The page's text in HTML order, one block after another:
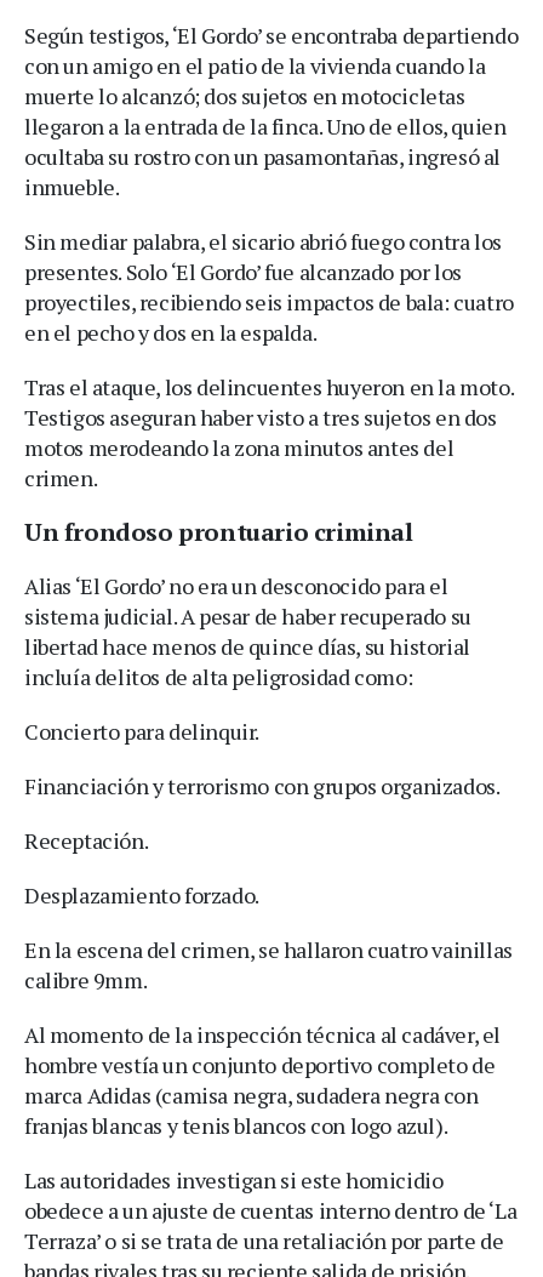
Según testigos, ‘El Gordo’ se encontraba departiendo
con un amigo en el patio de la vivienda cuando la
muerte lo alcanzó; dos sujetos en motocicletas
llegaron a la entrada de la finca. Uno de ellos, quien
ocultaba su rostro con un pasamontañas, ingresó al
inmueble.
Sin mediar palabra, el sicario abrió fuego contra los
presentes. Solo ‘El Gordo’ fue alcanzado por los
proyectiles, recibiendo seis impactos de bala: cuatro
en el pecho y dos en la espalda.
Tras el ataque, los delincuentes huyeron en la moto.
Testigos aseguran haber visto a tres sujetos en dos
motos merodeando la zona minutos antes del
crimen.
Un frondoso prontuario criminal
Alias ‘El Gordo’ no era un desconocido para el
sistema judicial. A pesar de haber recuperado su
libertad hace menos de quince días, su historial
incluía delitos de alta peligrosidad como:
Concierto para delinquir.
Financiación y terrorismo con grupos organizados.
Receptación.
Desplazamiento forzado.
En la escena del crimen, se hallaron cuatro vainillas
calibre 9mm.
Al momento de la inspección técnica al cadáver, el
hombre vestía un conjunto deportivo completo de
marca Adidas (camisa negra, sudadera negra con
franjas blancas y tenis blancos con logo azul).
Las autoridades investigan si este homicidio
obedece a un ajuste de cuentas interno dentro de ‘La
Terraza’ o si se trata de una retaliación por parte de